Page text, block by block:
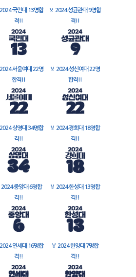
2024 국민대 13명합
격!!
🏅 2024 성균관대 9명합
격!!
2024 서울여대 22명
합격!!
🏅 2024 성신여대 22명
합격!!
2024 상명대 34명합
격!!
🏅 2024 경희대 18명합
격!!
2024 중앙대 6명합
격!!
🏅 2024 한성대 13명합
격!!
2024 연세대 16명합
격!!
🏅 2024 한양대 7명합
격!!